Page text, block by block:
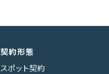
契約形態
スポット契約